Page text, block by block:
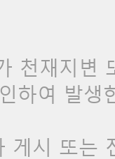
천재지변
하여 발
게시 또는